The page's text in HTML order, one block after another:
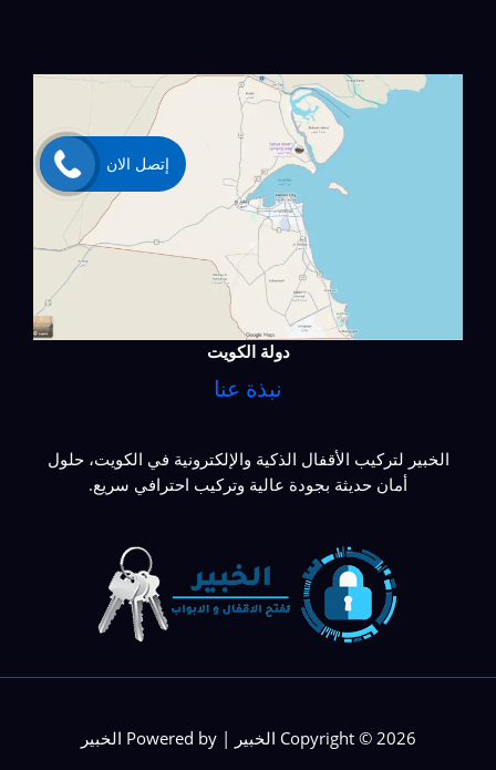
دولة الكويت
نبذة عنا
الخبير لتركيب الأقفال الذكية والإلكترونية في الكويت، حلول
أمان حديثة بجودة عالية وتركيب احترافي سريع.
Copyright © 2026 الخبير | Powered by الخبير
إتصل الان